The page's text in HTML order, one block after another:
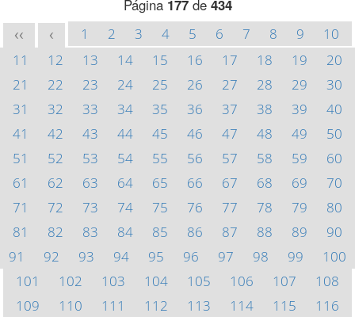
Página 177de 434
<< < 1 2 3 4 5 6 7 8 9
10
11
12 13 14 15 16 17 18 19
20
21
22 23 24 25 26 27 28 29
30
31
32 33 34 35 36 37 38 39
40
41
42 43 44 45 46 47 48 49
50
51
52 53 54 55 56 57 58 59
60
61
62 63 64 65 66 67 68 69
70
71
72 73 74 75 76 77 78 79
80
81
82 83 84 85 86 87 88 89
90
91
92 93 94 95 96 97 98 99
100
101
102 103 104 105 106 107
108
109
110 111 112 113 114 115
116